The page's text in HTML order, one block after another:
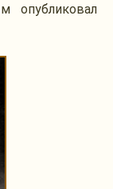
опубликовал